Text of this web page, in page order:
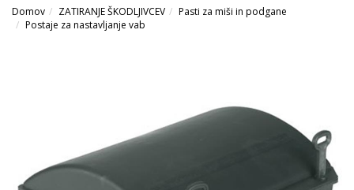
Domov ZATIRANJE ŠKODLJIVCEV
Pasti za miši in podgane
Postaje za nastavljanje vab